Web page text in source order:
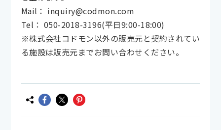
Mail： inquiry@codmon.com
Tel： 050-2018-3196(平日9:00-18:00)
※株式会社コドモン以外の販売元と契約されてい
る施設は販売元までお問い合わせください。